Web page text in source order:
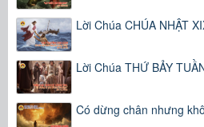
Lời Chúa CHÚA NHẬT
Lời Chúa THỨ BẢY
Có dừng chân nhưng